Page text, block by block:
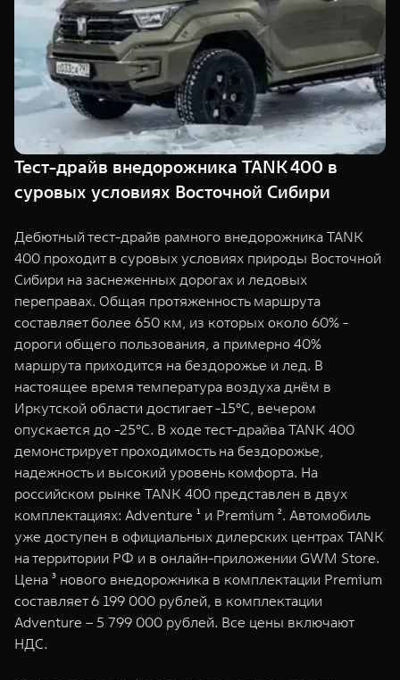
TANK 500
Веди за собой Сила
WEY 07
Расширяя границы комфорта
от 6 149 000 ₽
Эстетика
от 5 699
WEY 80
TANK Финансы
Корпоративным клиентам
TANK ФИНАНСЫ
TANK Кредит
TANK Лизинг
TANK Страхование
Сервис
Специальные предложения
Моторные масла
ЦИФРОВЫЕ СЕРВИСЫ TANK
Цифровые сервисы TANK
Подписки
Тест-драйв внедорожника TANK 400 в
суровых условиях Восточной Сибири
Дебютный тест-драйв рамного внедорожника TANK
400 проходит в суровых условиях природы Восточной
Сибири на заснеженных дорогах и ледовых
переправах. Общая протяженность маршрута
составляет более 650 км, из которых около 60% -
дороги общего пользования, а примерно 40%
маршрута приходится на бездорожье и лед. В
настоящее время температура воздуха днём в
Иркутской области достигает -15°C, вечером
опускается до -25°C. В ходе тест-драйва TANK 400
демонстрирует проходимость на бездорожье,
надежность и высокий уровень комфорта. На
российском рынке TANK 400 представлен в двух
комплектациях: Adventure ¹ и Premium ². Автомобиль
уже доступен в официальных дилерских центрах TANK
на территории РФ и в онлайн-приложении GWM Store.
Цена ³ нового внедорожника в комплектации Premium
составляет 6 199 000 рублей, в комплектации
Adventure – 5 799 000 рублей. Все цены включают
НДС.